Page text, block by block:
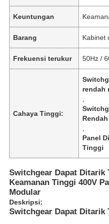
Keuntungan
Barang Kabinet
Frekuensi terukur 50Hz /
Cahaya Tinggi:
rendah
Panel
Tinggi
Switchgear Dapat Ditarik
Keamanan Tinggi 400V
Modular
Deskripsi:
Switchgear Dapat Ditarik